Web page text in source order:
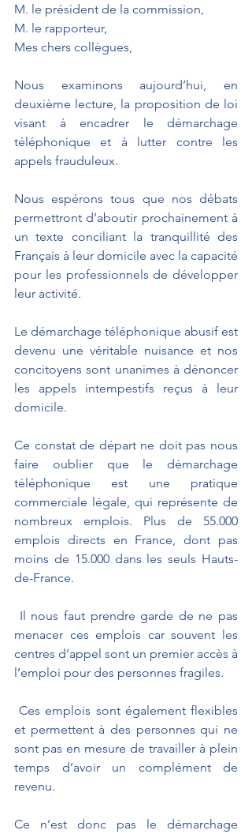
M. le président de la commission,
M. le rapporteur,
Mes chers collègues,
Nous examinons aujourd’hui, en
deuxième lecture, la proposition de loi
visant à encadrer le démarchage
téléphonique et à lutter contre les
appels frauduleux.
Nous espérons tous que nos débats
permettront d’aboutir prochainement à
un texte conciliant la tranquillité des
Français à leur domicile avec la capacité
pour les professionnels de développer
leur activité.
Le démarchage téléphonique abusif est
devenu une véritable nuisance et nos
concitoyens sont unanimes à dénoncer
les appels intempestifs reçus à leur
domicile.
Ce constat de départ ne doit pas nous
faire oublier que le démarchage
téléphonique est une pratique
commerciale légale, qui représente de
nombreux emplois. Plus de 55.000
emplois directs en France, dont pas
moins de 15.000 dans les seuls Hauts-
de-France.
menacer ces emplois car souvent les
centres d’appel sont un premier accès à
l’emploi pour des personnes fragiles.
Ces emplois sont également flexibles
et permettent à des personnes qui ne
sont pas en mesure de travailler à plein
temps d’avoir un complément de
revenu.
Ce n’est donc pas le démarchage